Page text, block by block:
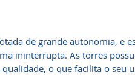
de grande autonomia, e
ininterrupta. As torres
o que facilita o seu